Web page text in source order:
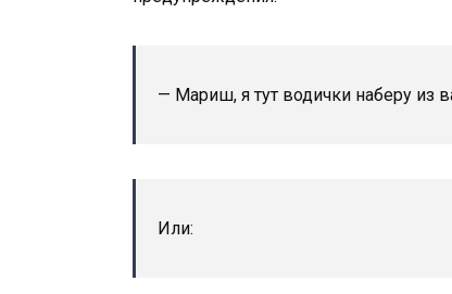
— Мариш, я тут водички наберу из
Или: